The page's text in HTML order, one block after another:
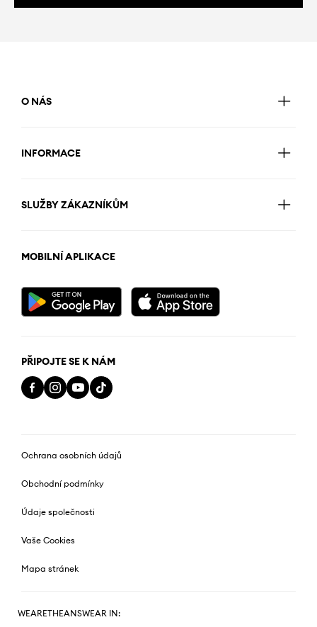
O NÁS
INFORMACE
SLUŽBY ZÁKAZNÍKŮM
MOBILNÍ APLIKACE
PŘIPOJTE SE K NÁM
Ochrana osobních údajů
Obchodní podmínky
Údaje společnosti
Vaše Cookies
Mapa stránek
WEARETHEANSWEAR IN: